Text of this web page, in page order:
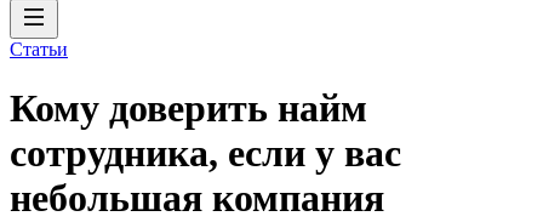
Статьи
Кому доверить найм
сотрудника, если у вас
небольшая компания